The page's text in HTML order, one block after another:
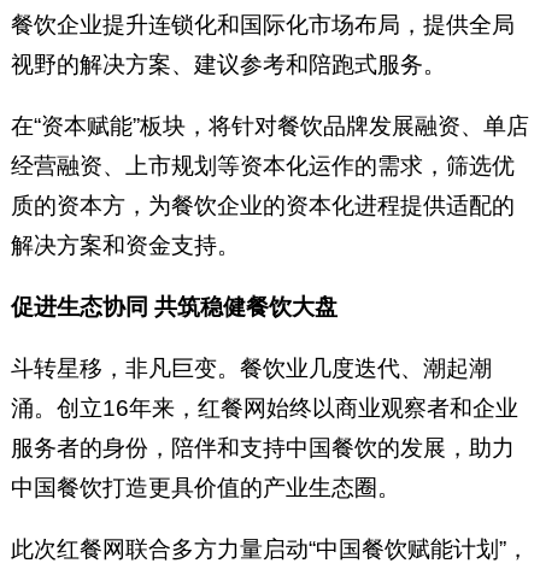
餐饮企业提升连锁化和国际化市场布局，提供全局
视野的解决方案、建议参考和陪跑式服务。
在“资本赋能”板块，将针对餐饮品牌发展融资、单店
经营融资、上市规划等资本化运作的需求，筛选优
质的资本方，为餐饮企业的资本化进程提供适配的
解决方案和资金支持。
促进生态协同 共筑稳健餐饮大盘
斗转星移，非凡巨变。餐饮业几度迭代、潮起潮
涌。创立16年来，红餐网始终以商业观察者和企业
服务者的身份，陪伴和支持中国餐饮的发展，助力
中国餐饮打造更具价值的产业生态圈。
此次红餐网联合多方力量启动“中国餐饮赋能计划”，